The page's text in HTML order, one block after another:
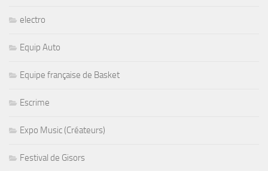
electro
Equip Auto
Equipe française de Basket
Escrime
Expo Music (Créateurs)
Festival de Gisors